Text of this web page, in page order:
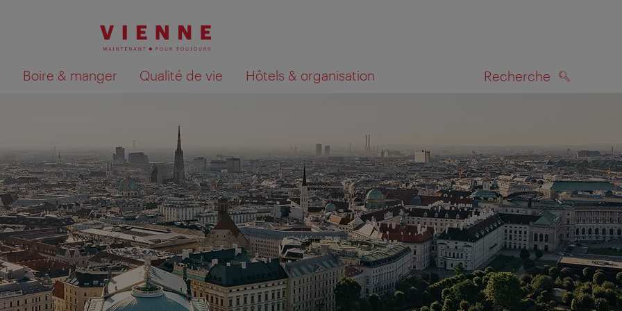
Boire & manger Qualité de vie Hôtels & organisation Recherche